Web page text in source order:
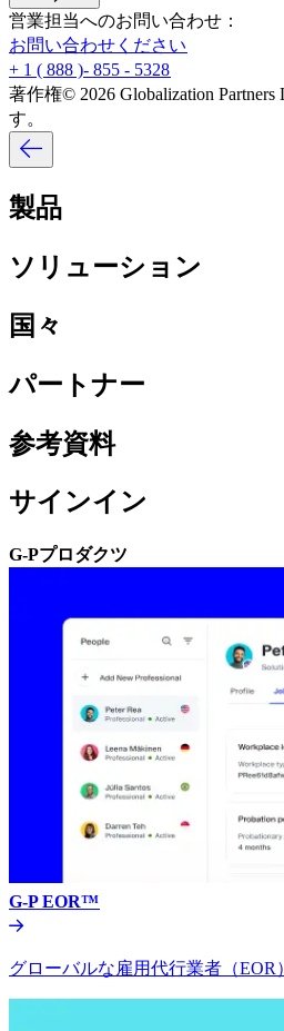
営業担当へのお問い合わせ：​​
お問い合わせください​​
+ 1 ( 888 )- 855 - 5328​​
著作権© 2026 Globalization
す。​​
製品​​
ソリューション​​
国々​​
パートナー​​
参考資料​​
サインイン​​
G-Pプロダクツ​​
G-P EOR™​​
グローバルな雇用代行業者（EOR